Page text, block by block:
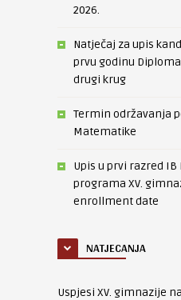
2026.
Natječaj za upis
prvu godinu
drugi krug
Termin održavanja
Matematike
Upis u prvi razred
programa XV.
enrollment date
NATJECANJA
Uspjesi XV. gimnazije